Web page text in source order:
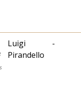
Luigi
Pirandello
-